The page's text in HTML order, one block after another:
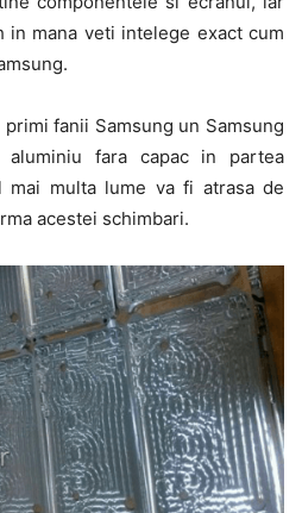
in mana veti intelege exact cum
fanii Samsung un Samsung
aluminiu fara capac in partea
mai multa lume va fi atrasa de
acestei schimbari.